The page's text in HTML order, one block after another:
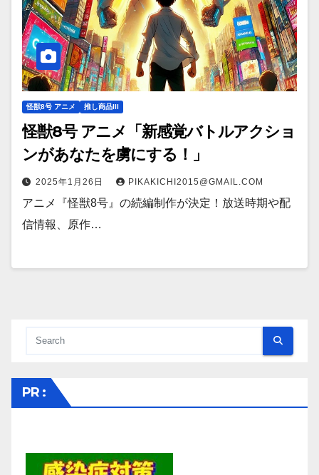
怪獣8号 アニメ 推し商品III
怪獣8号 アニメ「新感覚バトルアクショ
ンがあなたを虜にする！」
2025年1月26日 PIKAKICHI2015@GMAIL.COM
アニメ『怪獣8号』の続編制作が決定！放送時期や配
信情報、原作…
PR :